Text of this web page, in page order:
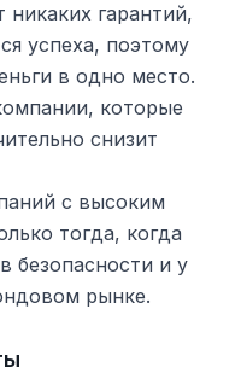
никаких гарантий,
успеха, поэтому
в одно место.
которые
снизит
с высоким
тогда, когда
безопасности и у
рынке.